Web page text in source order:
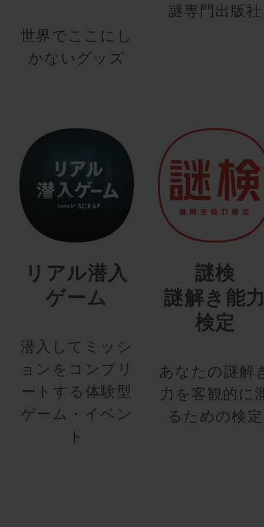
世界でここにし
かないグッズ
謎専門出版社
リアル潜入
ゲーム
潜入してミッシ
ョンをコンプリ
ートする体験型
ゲーム・イベン
ト
謎検
謎解き能
検定
あなたの謎解
力を客観的に
るための検定